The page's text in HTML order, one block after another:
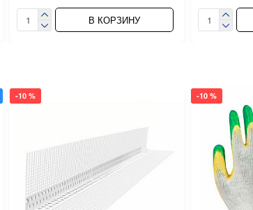
В КОРЗИНУ
-10 % -10 %